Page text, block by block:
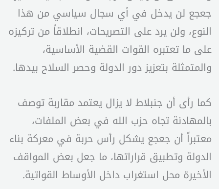
جعجع لن يدخل في أي سجال سياسي من هذا
النوع، ولن يرد على التصريحات، انطلاقاً من تركيزه
على ما تعتبره القوات القضية الأساسية،
والمتمثلة بتعزيز دور الدولة وحصر السلاح بيدها.
كما رأى أن جنبلاط لا يزال يعتمد مقاربة توصف
بالمهادنة تجاه حزب الله في بعض الملفات،
معتبراً أن جعجع يشكل رأس حربة في معركة بناء
الدولة وتطبيق قراراتها، ما جعل بعض المواقف
الأخيرة محل استغراب داخل الأوساط القواتية.